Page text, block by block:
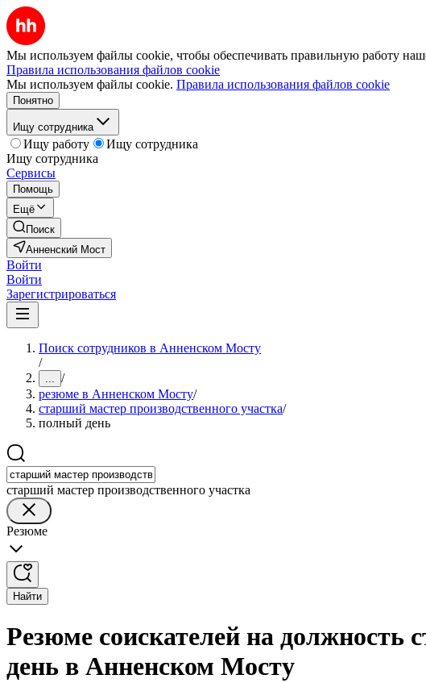
Мы используем файлы cookie, чтобы обеспечивать правильную работу
Правила использования файлов cookie
Мы используем файлы cookie. Правила использования файлов cookie
Понятно
Ищу сотрудника
Ищу работу
Ищу сотрудника
Ищу сотрудника
Сервисы
Помощь
Ещё
Поиск
Анненский Мост
Войти
Войти
Зарегистрироваться
Поиск сотрудников в Анненском Мосту
/
... /
резюме в Анненском Мосту/
старший мастер производственного участка/
полный день
старший мастер производственного участка
Резюме
Найти
Резюме соискателей на должность
день в Анненском Мосту